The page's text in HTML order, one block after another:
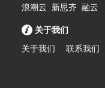
浪潮云
新思齐 融云
关于我们
关于我们 联系我们